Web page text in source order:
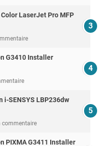
LaserJet Pro MFP
G3410 Installer
i-SENSYS LBP236dw
commentaire
PIXMA G3411 Installer